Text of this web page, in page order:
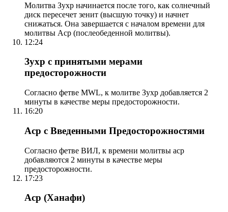
Молитва Зухр начинается после того, как солнечный
диск пересечет зенит (высшую точку) и начнет
снижаться. Она завершается с началом времени для
молитвы Аср (послеобеденной молитвы).
12:24
Зухр с принятыми мерами
предосторожности
Согласно фетве MWL, к молитве Зухр добавляется 2
минуты в качестве меры предосторожности.
16:20
Аср с Введенными Предосторожностями
Согласно фетве ВИЛ, к времени молитвы аср
добавляются 2 минуты в качестве меры
предосторожности.
17:23
Аср (Ханафи)